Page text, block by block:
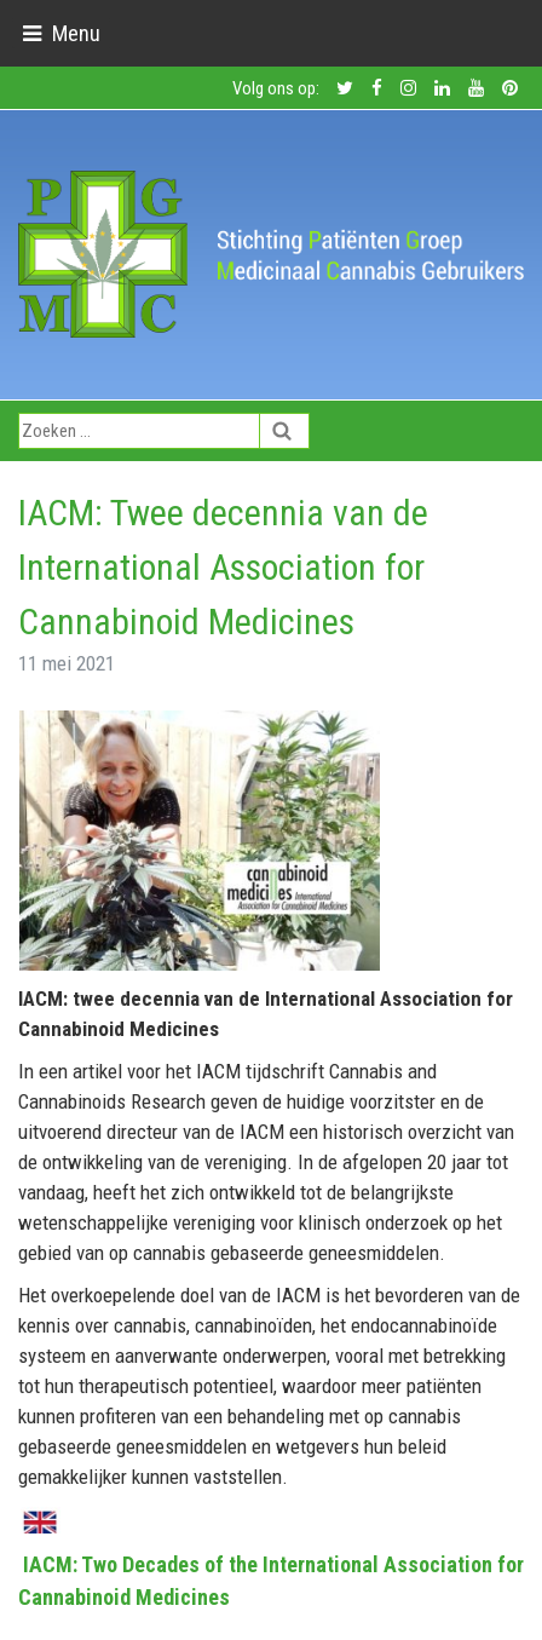
Menu
Volg ons op:
IACM: Twee decennia van de
International Association for
Cannabinoid Medicines
11 mei 2021
IACM: twee decennia van de International Association for
Cannabinoid Medicines
In een artikel voor het IACM tijdschrift Cannabis and
Cannabinoids Research geven de huidige voorzitster en de
uitvoerend directeur van de IACM een historisch overzicht van
de ontwikkeling van de vereniging. In de afgelopen 20 jaar tot
vandaag, heeft het zich ontwikkeld tot de belangrijkste
wetenschappelijke vereniging voor klinisch onderzoek op het
gebied van op cannabis gebaseerde geneesmiddelen.
Het overkoepelende doel van de IACM is het bevorderen van de
kennis over cannabis, cannabinoïden, het endocannabinoïde
systeem en aanverwante onderwerpen, vooral met betrekking
tot hun therapeutisch potentieel, waardoor meer patiënten
kunnen profiteren van een behandeling met op cannabis
gebaseerde geneesmiddelen en wetgevers hun beleid
gemakkelijker kunnen vaststellen.
IACM: Two Decades of the International Association for
Cannabinoid Medicines